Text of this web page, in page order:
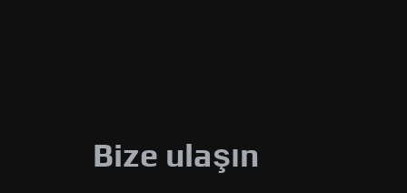
Bize ulaşınHer değişimden ne kadar
%0,05'ten başlar ve